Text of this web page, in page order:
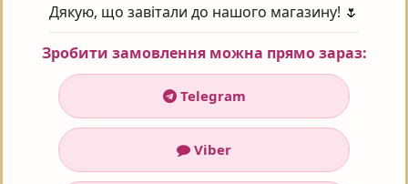
Поставте оцінку 😍
Дякую, що завітали до нашого магазину! 🌷
Зробити замовлення можна прямо зараз:
Telegram
Viber